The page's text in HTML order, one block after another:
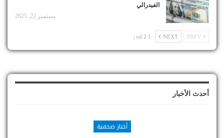
الفيدرالي
سبتمبر 22, 2025
NEXT
1 od 2 |
أحدث الأخبار
أخبار صحفية